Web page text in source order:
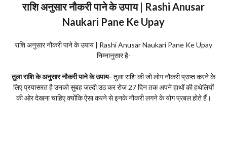
राशि अनुसार नौकरी पाने के उपाय | Rashi Anusar
Naukari Pane Ke Upay
राशि अनुसार नौकरी पाने के उपाय | Rashi Anusar Naukari Pane Ke Upay
निम्नानुसार है-
तुला राशि के अनुसार नौकरी पाने के उपाय- तुला राशि की जो लोग नौकरी प्राप्त करने के
लिए प्रयासरत है उनको सुबह जल्दी उठ कर रोज 27 दिन तक अपने हाथों की हथेलियों
की ओर देखना चाहिए क्योंकि ऐसा करने से इनके नौकरी लगने के योग प्रबल होते हैं।